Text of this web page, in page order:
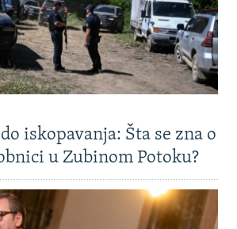
iskopavanja: Šta se zna o
u Zubinom Potoku?